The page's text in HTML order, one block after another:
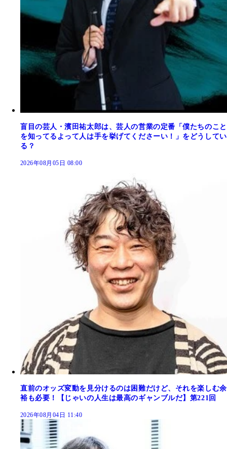
盲目の芸人・濱田祐太郎は、芸人の営業の定番「僕たちのこと
を知ってるよって人は手を挙げてくださーい！」をどうしてい
る？
2026年08月05日 08:00
直前のオッズ変動を見分けるのは困難だけど、それを楽しむ余
裕も必要！【じゃいの人生は最高のギャンブルだ】第221回
2026年08月04日 11:40